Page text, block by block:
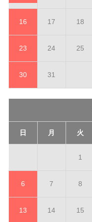
16 17 18
23 24 25
30 31
日 月 火
1
6 7 8
13 14 15